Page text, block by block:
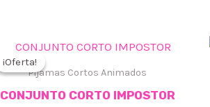
¡Oferta!
¡Oferta!
Pijamas Cortos Animados
CONJUNTO CORTO IMPOSTOR